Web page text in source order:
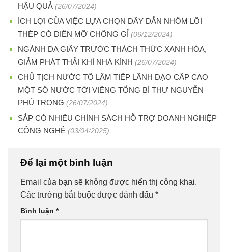
HẬU QUẢ (26/07/2024)
ÍCH LỢI CỦA VIỆC LỰA CHỌN DÂY DẪN NHÔM LÕI
THÉP CÓ ĐIỀN MỠ CHỐNG GỈ (06/12/2024)
NGÀNH DA GIẦY TRƯỚC THÁCH THỨC XANH HÓA,
GIẢM PHÁT THẢI KHÍ NHÀ KÍNH (26/07/2024)
CHỦ TỊCH NƯỚC TÔ LÂM TIẾP LÃNH ĐẠO CẤP CAO
MỘT SỐ NƯỚC TỚI VIẾNG TỔNG BÍ THƯ NGUYỄN
PHÚ TRỌNG (26/07/2024)
SẮP CÓ NHIỀU CHÍNH SÁCH HỖ TRỢ DOANH NGHIỆP
CÔNG NGHỆ (03/04/2025)
Để lại một bình luận
Email của bạn sẽ không được hiển thị công khai.
Các trường bắt buộc được đánh dấu *
Bình luận *